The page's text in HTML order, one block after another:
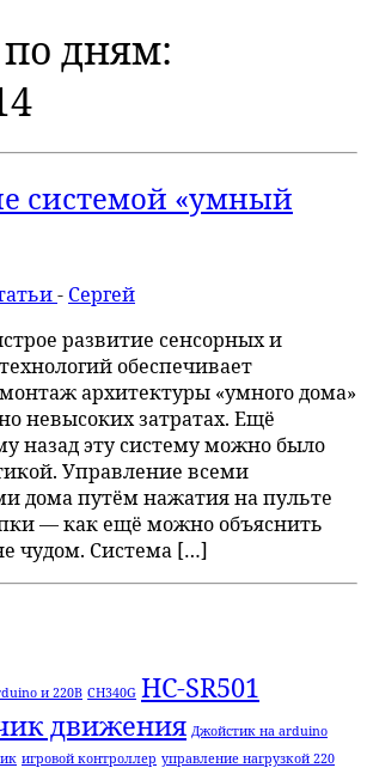
дням:
системой «умный
- Сергей
развитие сенсорных и
обеспечивает
архитектуры «умного дома»
невысоких затратах. Ещё
назад эту систему можно было
Управление всеми
дома путём нажатия на пульте
— как ещё можно объяснить
чудом. Система […]
и 220В CH340G HC-SR501
движения Джойстик на arduino
игровой контроллер управление нагрузкой 220